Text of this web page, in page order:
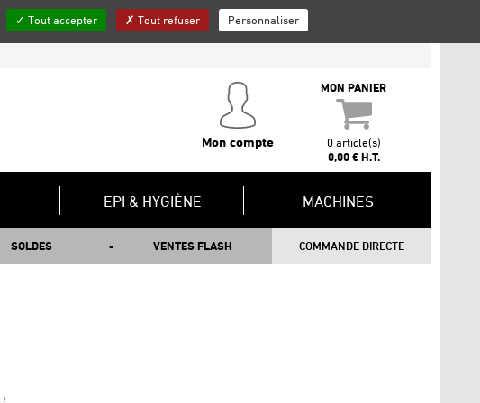
QUI SOMMES-NOUS ? INSCRIPTION NEWSLETTER
Mon compte
MON PANIER
0 article(s)
0,00 € H.T.
EPI & HYGIÈNE MACHINES
SOLDES VENTES FLASH COMMANDE DIRECTE
Tout accepter Tout refuser Personnaliser